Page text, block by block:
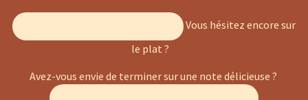
Vous hésitez encore sur
le plat ?
Avez-vous envie de terminer sur une note délicieuse ?